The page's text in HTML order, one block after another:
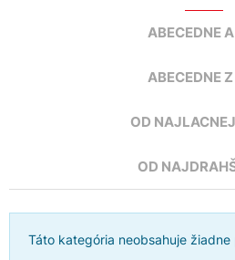
ABECEDNE
ABECEDNE
OD
OD
Táto kategória neobsahuje